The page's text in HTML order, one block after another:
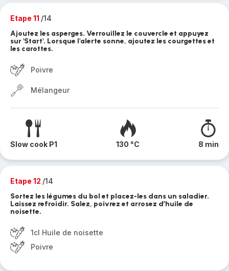
Etape 11 /14
Ajoutez les asperges. Verrouillez le couvercle et appuyez
sur 'Start'. Lorsque l'alerte sonne, ajoutez les courgettes et
les carottes.
Poivre
Mélangeur
Slow cook P1 130 °C 8 min
Etape 12 /14
Sortez les légumes du bol et placez-les dans un saladier.
Laissez refroidir. Salez, poivrez et arrosez d’huile de
noisette.
1cl Huile de noisette
Poivre